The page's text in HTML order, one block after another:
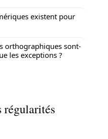
existent pour
orthographiques sont-
les exceptions ?
régularités